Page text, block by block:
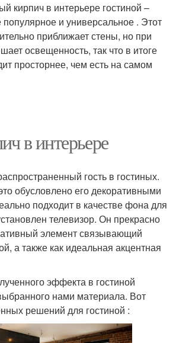
кирпич в интерьере гостиной –
и универсальное . Этот
приближает стены, но при
освещенность, так что в итоге
просторнее, чем есть на самом
в интерьере
гость в гостиных.
обусловлено его декоративными
подходит в качестве фона для
телевизор. Он прекрасно
элемент связывающий
а также как идеальная акцентная
эффекта в гостиной
нами материала. Вот
решений для гостиной :